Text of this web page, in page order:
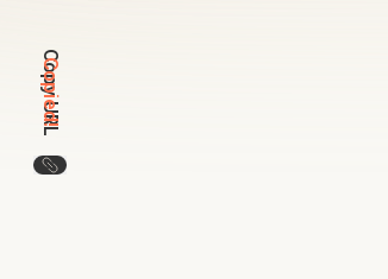
Copy URL
Copied!
この記事のURLをコピー